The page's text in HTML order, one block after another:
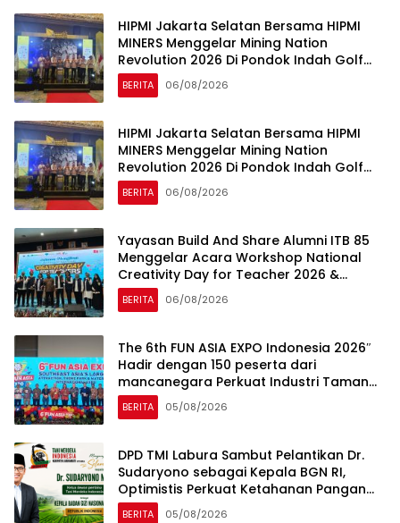
HIPMI Jakarta Selatan Bersama HIPMI
MINERS Menggelar Mining Nation
Revolution 2026 Di Pondok Indah Golf
Jakarta
BERITA 06/08/2026
HIPMI Jakarta Selatan Bersama HIPMI
MINERS Menggelar Mining Nation
Revolution 2026 Di Pondok Indah Golf
Jakarta
BERITA 06/08/2026
Yayasan Build And Share Alumni ITB 85
Menggelar Acara Workshop National
Creativity Day for Teacher 2026 &
Dibuka Resmi Pramono Anung (Gubernur
DKI Jakarta)
BERITA 06/08/2026
The 6th FUN ASIA EXPO Indonesia 2026″
Hadir dengan 150 peserta dari
mancanegara Perkuat Industri Taman
Rekreasi dan Ekosistem Pariwisata di
Tanah Air
BERITA 05/08/2026
DPD TMI Labura Sambut Pelantikan Dr.
Sudaryono sebagai Kepala BGN RI,
Optimistis Perkuat Ketahanan Pangan
dan Gizi Nasional
BERITA 05/08/2026